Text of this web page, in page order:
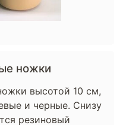
ножки
высотой 10 см,
и черные. Снизу
резиновый